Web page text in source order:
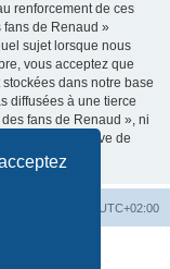
renforcement de ces
fans de Renaud »
sujet lorsque nous
vous acceptez que
dans notre base
diffusées à une tierce
fans de Renaud », ni
cas de tentative de
UTC+02:00
Limited